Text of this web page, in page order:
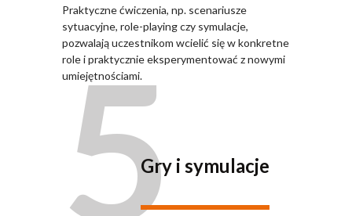
Praktyczne ćwiczenia, np. scenariusze
sytuacyjne, role-playing czy symulacje,
pozwalają uczestnikom wcielić się w konkretne
role i praktycznie eksperymentować z nowymi
umiejętnościami.
5Gry i symulacje